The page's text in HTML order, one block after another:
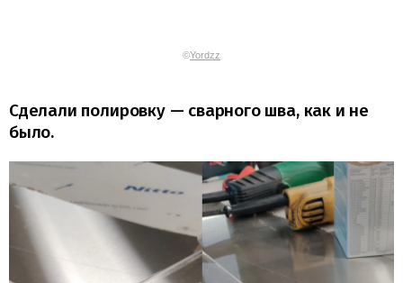
©Yordzz
Сделали полировку — сварного шва, как и не
было.